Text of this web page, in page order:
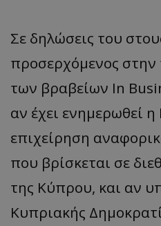
Σε δηλώσεις του
προσερχόμενος στην
των βραβείων In
αν έχει ενημερωθεί
επιχείρηση
που βρίσκεται σε
της Κύπρου, και αν
Κυπριακής